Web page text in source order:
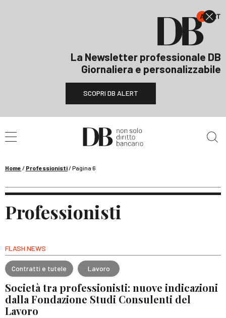
La Newsletter professionale DB
Giornaliera e personalizzabile
SCOPRI DB ALERT
Home / Professionisti/Pagina 6
Professionisti
FLASH NEWS
Contratti e tutele Lavoro
Società tra professionisti: nuove indicazioni
dalla Fondazione Studi Consulenti del
Lavoro